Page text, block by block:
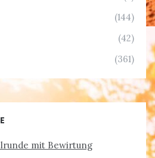
(144)
(42)
(361)
mit Bewirtung